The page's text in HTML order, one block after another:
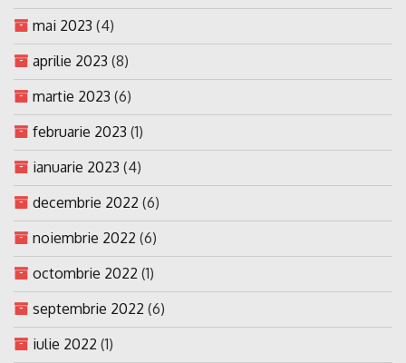
mai 2023 (4)
aprilie 2023 (8)
martie 2023 (6)
februarie 2023 (1)
ianuarie 2023 (4)
decembrie 2022 (6)
noiembrie 2022 (6)
octombrie 2022 (1)
septembrie 2022 (6)
iulie 2022 (1)